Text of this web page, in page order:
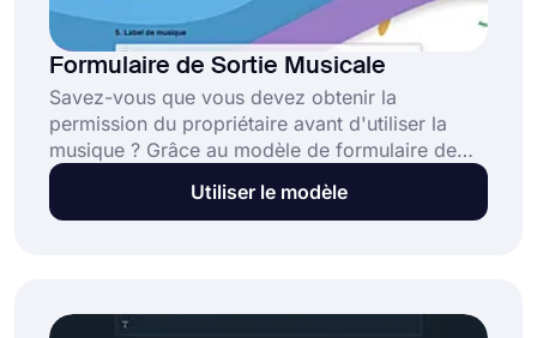
Formulaire de Sortie Musicale
Savez-vous que vous devez obtenir la
permission du propriétaire avant d'utiliser la
musique ? Grâce au modèle de formulaire de
libération de musique, vous prendrez les
précautions nécessaires avant que des
Utiliser le modèle